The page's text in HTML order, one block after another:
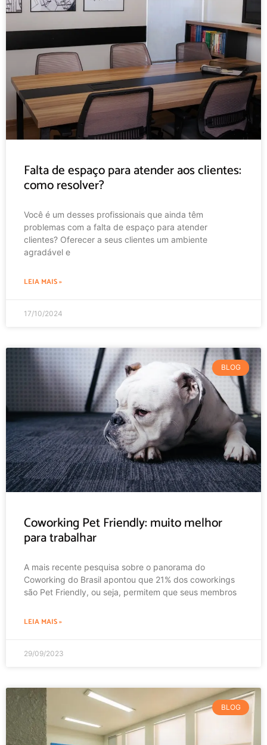
Falta de espaço para atender aos clientes:
como resolver?
Você é um desses profissionais que ainda têm
problemas com a falta de espaço para atender
clientes? Oferecer a seus clientes um ambiente
agradável e
LEIA MAIS »
17/10/2024
BLOG
Coworking Pet Friendly: muito melhor
para trabalhar
A mais recente pesquisa sobre o panorama do
Coworking do Brasil apontou que 21% dos coworkings
são Pet Friendly, ou seja, permitem que seus membros
LEIA MAIS »
29/09/2023
BLOG